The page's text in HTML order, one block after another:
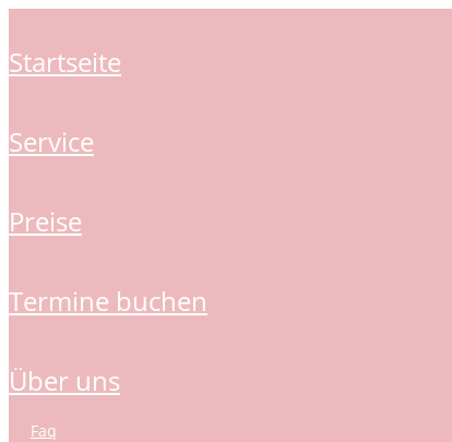
startseite
service
preise
termine buchen
über uns
faq